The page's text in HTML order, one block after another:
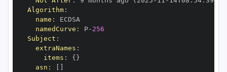
Algorithm:
name :
namedCurve : P- 256
Subject :
extraNames :
items : { }
asn :